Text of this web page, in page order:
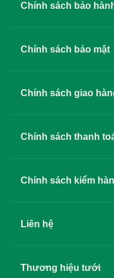
Chính sách bảo
Chính sách bảo mật
Chính sách giao
Chính sách thanh
Chính sách kiểm
Liên hệ
Thương hiệu tưới